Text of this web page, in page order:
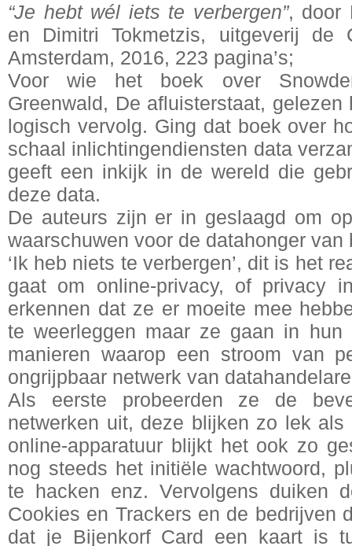
“Je hebt wél iets te verbergen”, door
en Dimitri Tokmetzis, uitgeverij de
Amsterdam, 2016, 223 pagina’s;
Voor wie het boek over
Greenwald, De afluisterstaat,
logisch vervolg. Ging dat boek over
schaal inlichtingendiensten data
geeft een inkijk in de wereld die
deze data.
De auteurs zijn er in geslaagd om
waarschuwen voor de datahonger
‘Ik heb niets te verbergen’, dit is het
gaat om online-privacy, of privacy
erkennen dat ze er moeite mee
te weerleggen maar ze gaan in
manieren waarop een stroom van
ongrijpbaar netwerk van
Als eerste probeerden ze de
netwerken uit, deze blijken zo lek
online-apparatuur blijkt het ook zo
nog steeds het initiële wachtwoord,
te hacken enz. Vervolgens duiken
Cookies en Trackers en de bedrijven
dat je Bijenkorf Card een kaart is